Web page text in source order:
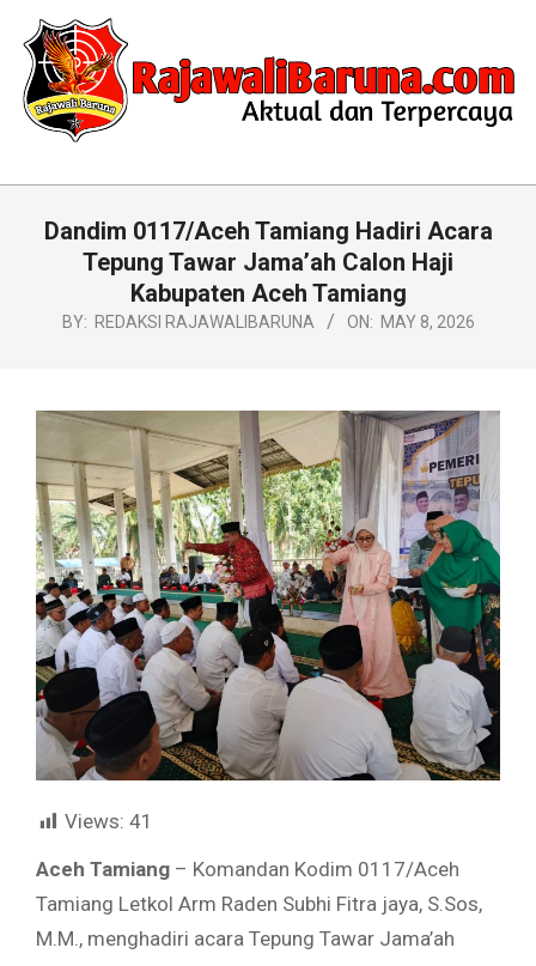
content
Primary
Dandim 0117/Aceh Tamiang Hadiri Acara
Tepung Tawar Jama’ah Calon Haji
Kabupaten Aceh Tamiang
BY: REDAKSI RAJAWALIBARUNA ON: MAY 8, 2026
Views: 41
Aceh Tamiang – Komandan Kodim 0117/Aceh
Tamiang Letkol Arm Raden Subhi Fitra jaya, S.Sos,
M.M., menghadiri acara Tepung Tawar Jama’ah